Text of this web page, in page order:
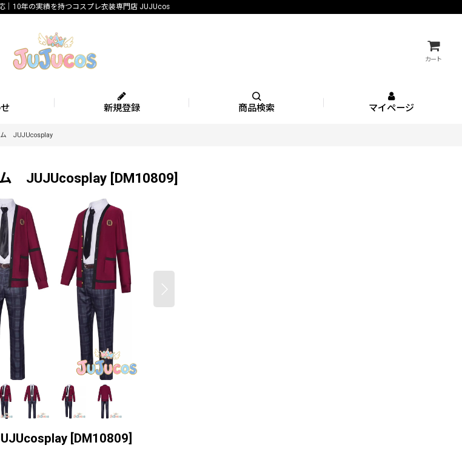
｜10年の実績を持つコスプレ衣装専門店 JUJUcos
カート
新規登録 商品検索 マイページ
JUJUcosplay
JUJUcosplay [DM10809]
[DM10809]